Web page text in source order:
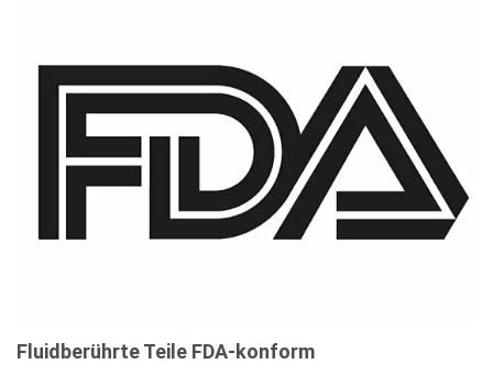
Fluidberührte Teile FDA-konform